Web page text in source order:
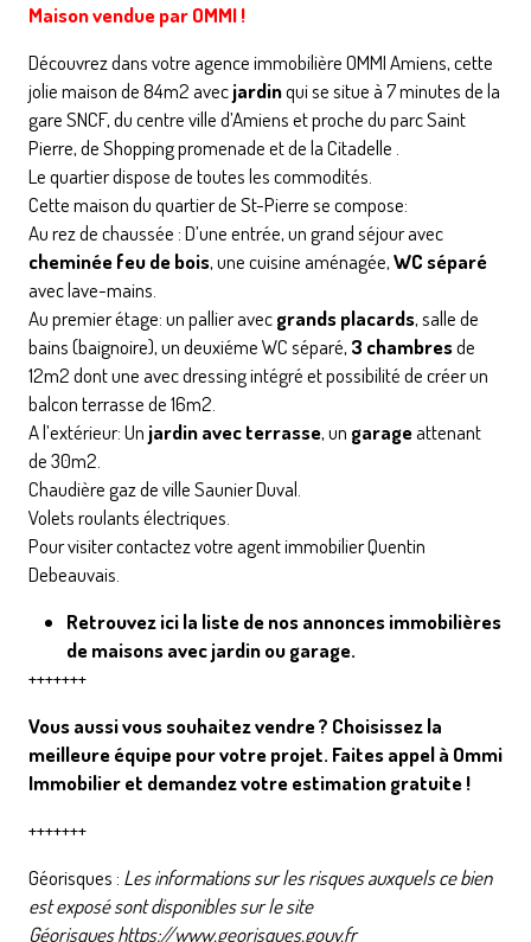
Maison vendue par OMMI !
Découvrez dans votre agence immobilière OMMI Amiens, cette
jolie maison de 84m2 avecjardinqui se situe à 7 minutes de la
gare SNCF, du centre ville d’Amiens et proche du parc Saint
Pierre, de Shopping promenade et de la Citadelle .
Le quartier dispose de toutes les commodités.
Cette maison du quartier de St-Pierre se compose:
Au rez de chaussée : D’une entrée, un grand séjour avec
cheminée feu de bois, une cuisine aménagée,WC séparé
avec lave-mains.
Au premier étage: un pallier avecgrands placards, salle de
bains (baignoire), un deuxiéme WC séparé, 3 chambresde
12m2 dont une avec dressing intégré et possibilité de créer un
balcon terrasse de 16m2.
A l’extérieur: Un jardin avec terrasse, un garageattenant
de 30m2.
Chaudière gaz de ville Saunier Duval.
Volets roulants électriques.
Pour visiter contactez votre agent immobilier Quentin
Debeauvais.
Retrouvez ici la liste de nos annonces immobilières
de maisons avec jardin ou garage.
+++++++
Vous aussi vous souhaitez vendre ? Choisissez la
meilleure équipe pour votre projet. Faites appel à Ommi
Immobilier et demandez votre estimation gratuite!
+++++++
Géorisques : Les informations sur les risques auxquels ce bien
est exposé sont disponibles sur le site
Géorisqueshttps://www.georisques.gouv.fr